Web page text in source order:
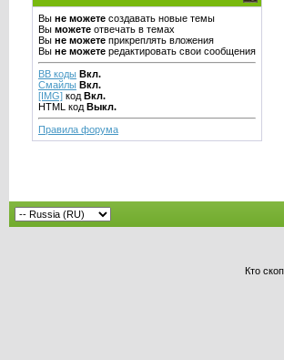
Вы не можетесоздавать новые темы
Вы можетеотвечать в темах
Вы не можетеприкреплять вложения
Вы не можетередактировать свои сообщения
BB коды Вкл.
Смайлы Вкл.
[IMG]код Вкл.
HTML код Выкл.
Правила форума
Кто